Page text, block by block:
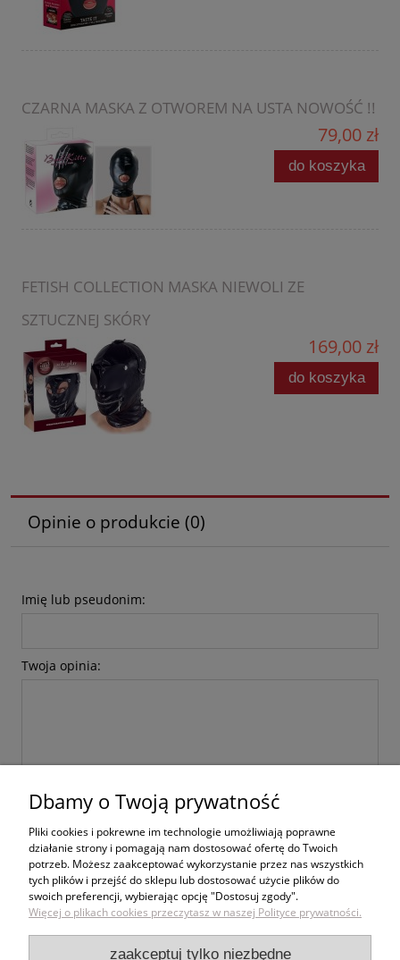
CZARNA MASKA Z OTWOREM NA USTA NOWOŚĆ !!
79,00 zł
do koszyka
FETISH COLLECTION MASKA NIEWOLI ZE
SZTUCZNEJ SKÓRY
169,00 zł
do koszyka
Opinie o produkcie (0)
Imię lub pseudonim:
Twoja opinia:
Zakupy
Pomoc
Dbamy o Twoją prywatność
Pliki cookies i pokrewne im technologie umożliwiają poprawne
działanie strony i pomagają nam dostosować ofertę do Twoich
potrzeb. Możesz zaakceptować wykorzystanie przez nas wszystkich
tych plików i przejść do sklepu lub dostosować użycie plików do
swoich preferencji, wybierając opcję "Dostosuj zgody".
Więcej o plikach cookies przeczytasz w naszej Polityce prywatności.
zaakceptuj tylko niezbędne